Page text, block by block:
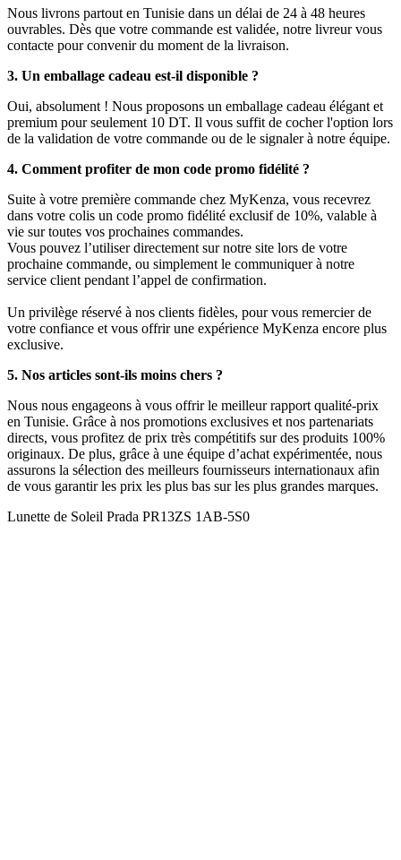
Nous livrons partout en Tunisie dans un délai de 24 à 48 heures
ouvrables. Dès que votre commande est validée, notre livreur vous
contacte pour convenir du moment de la livraison.
3. Un emballage cadeau est-il disponible ?
Oui, absolument ! Nous proposons un emballage cadeau élégant et
premium pour seulement 10 DT. Il vous suffit de cocher l'option lors
de la validation de votre commande ou de le signaler à notre équipe.
4. Comment profiter de mon code promo fidélité ?
Suite à votre première commande chez MyKenza, vous recevrez
dans votre colis un code promo fidélité exclusif de 10%, valable à
vie sur toutes vos prochaines commandes.
Vous pouvez l’utiliser directement sur notre site lors de votre
prochaine commande, ou simplement le communiquer à notre
service client pendant l’appel de confirmation.
Un privilège réservé à nos clients fidèles, pour vous remercier de
votre confiance et vous offrir une expérience MyKenza encore plus
exclusive.
5. Nos articles sont-ils moins chers ?
Nous nous engageons à vous offrir le meilleur rapport qualité-prix
en Tunisie. Grâce à nos promotions exclusives et nos partenariats
directs, vous profitez de prix très compétitifs sur des produits 100%
originaux. De plus, grâce à une équipe d’achat expérimentée, nous
assurons la sélection des meilleurs fournisseurs internationaux afin
de vous garantir les prix les plus bas sur les plus grandes marques.
Lunette de Soleil Prada PR13ZS 1AB-5S0